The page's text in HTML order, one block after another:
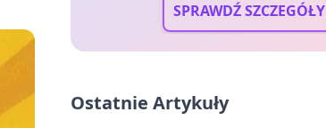
SPRAWDŹ SZCZEGÓŁY
Ostatnie Artykuły